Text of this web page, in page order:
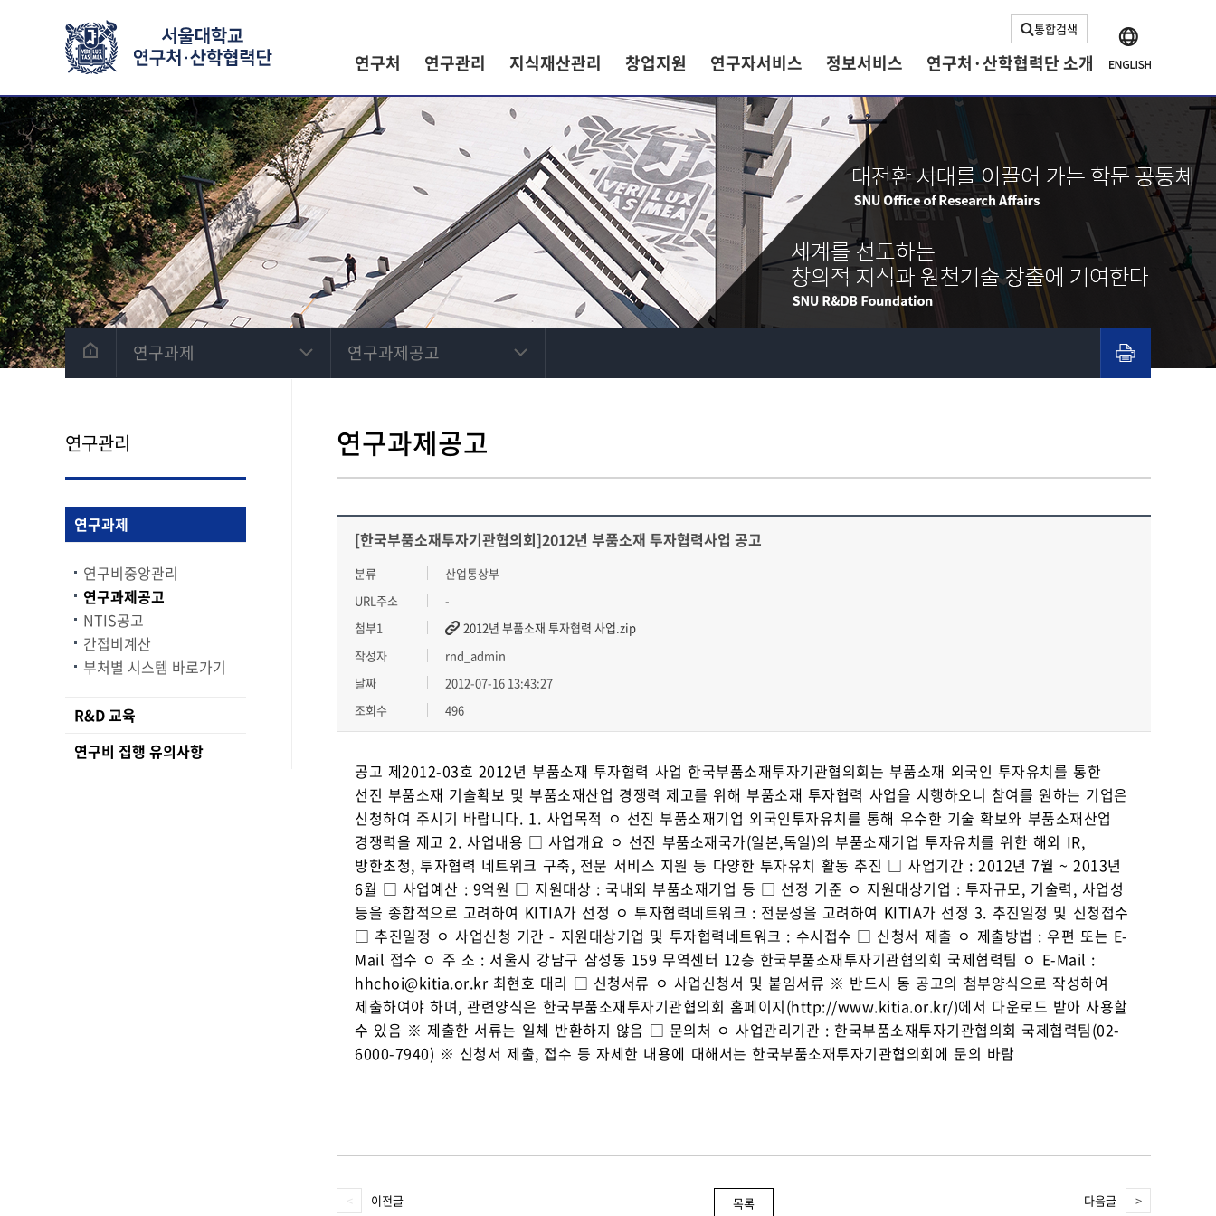
통합검색
연구처 연구관리 지식재산관리 창업지원 연구자서비스 정보서비스 연구처·산학협력단 소개
연구과제 연구과제공고
연구관리
연구과제
연구비중앙관리
연구과제공고
NTIS공고
간접비계산
부처별 시스템 바로가기
R&D 교육
연구비 집행 유의사항
연구과제공고
[한국부품소재투자기관협의회]2012년 부품소재 투자협력사업 공고
분류
산업통상부
URL주소
-
첨부1
2012년 부품소재 투자협력 사업.zip
작성자
rnd_admin
날짜
2012-07-16 13:43:27
조회수
496
공고 제2012-03호 2012년 부품소재 투자협력 사업 한국부품소재투자기관협의회는 부품소재 외국인 투자유치를 통한
선진 부품소재 기술확보 및 부품소재산업 경쟁력 제고를 위해 부품소재 투자협력 사업을 시행하오니 참여를 원하는 기업은
신청하여 주시기 바랍니다. 1. 사업목적 ㅇ 선진 부품소재기업 외국인투자유치를 통해 우수한 기술 확보와 부품소재산업
경쟁력을 제고 2. 사업내용 □ 사업개요 ㅇ 선진 부품소재국가(일본,독일)의 부품소재기업 투자유치를 위한 해외 IR,
방한초청, 투자협력 네트워크 구축, 전문 서비스 지원 등 다양한 투자유치 활동 추진 □ 사업기간 : 2012년 7월 ~ 2013년
6월 □ 사업예산 : 9억원 □ 지원대상 : 국내외 부품소재기업 등 □ 선정 기준 ㅇ 지원대상기업 : 투자규모, 기술력, 사업성
등을 종합적으로 고려하여 KITIA가 선정 ㅇ 투자협력네트워크 : 전문성을 고려하여 KITIA가 선정 3. 추진일정 및 신청접수
□ 추진일정 ㅇ 사업신청 기간 - 지원대상기업 및 투자협력네트워크 : 수시접수 □ 신청서 제출 ㅇ 제출방법 : 우편 또는 E-
Mail 접수 ㅇ 주 소 : 서울시 강남구 삼성동 159 무역센터 12층 한국부품소재투자기관협의회 국제협력팀 ㅇ E-Mail :
hhchoi@kitia.or.kr 최현호 대리 □ 신청서류 ㅇ 사업신청서 및 붙임서류 ※ 반드시 동 공고의 첨부양식으로 작성하여
제출하여야 하며, 관련양식은 한국부품소재투자기관협의회 홈페이지(http://www.kitia.or.kr/)에서 다운로드 받아 사용할
수 있음 ※ 제출한 서류는 일체 반환하지 않음 □ 문의처 ㅇ 사업관리기관 : 한국부품소재투자기관협의회 국제협력팀(02-
6000-7940) ※ 신청서 제출, 접수 등 자세한 내용에 대해서는 한국부품소재투자기관협의회에 문의 바람
이전글 목록 다음글